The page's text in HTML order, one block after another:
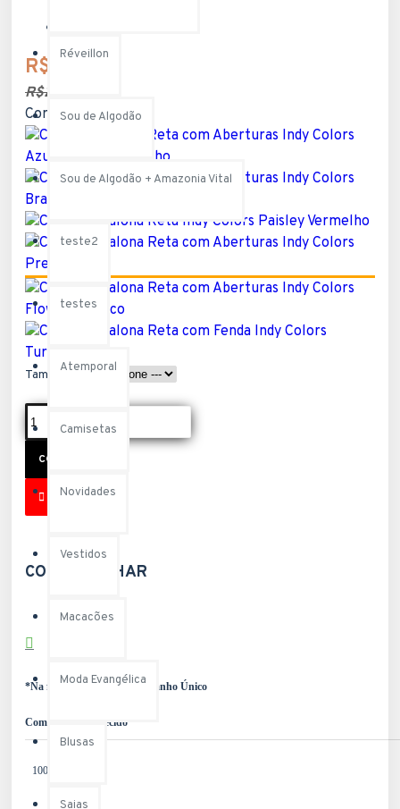
Réveillon
Sou de Algodão
Sou de Algodão + Amazonia Vital
teste2
testes
Atemporal
Camisetas
Novidades
Vestidos
Macacões
Moda Evangélica
Blusas
Saias
R$199,90
R$299,90
Cores disponíveis:
Tamanho
COMPRAR
COMPARTILHAR
*Na foto a Modelo veste tamanho Único
Composição do Tecido
100% Viscose